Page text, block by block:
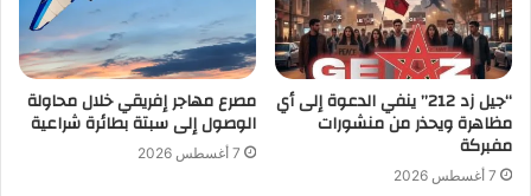
“جيل زد 212” ينفي الدعوة إلى أي
مظاهرة ويحذر من منشورات
مفبركة
7 أغسطس 2026
مصرع مهاجر إفريقي خلال محاولة
الوصول إلى سبتة بطائرة شراعية
7 أغسطس 2026